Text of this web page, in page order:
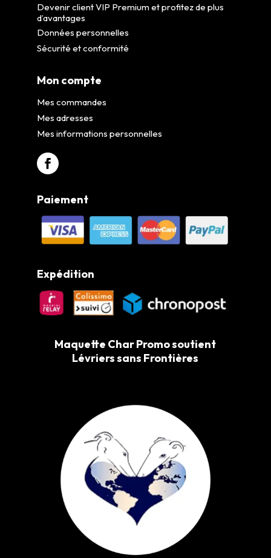
Devenir client VIP Premium et profitez de plus
d’avantages
Données personnelles
Sécurité et conformité
Mon compte
Mes commandes
Mes adresses
Mes informations personnelles
Paiement
Expédition
Maquette Char Promo soutient
Lévriers sans Frontières